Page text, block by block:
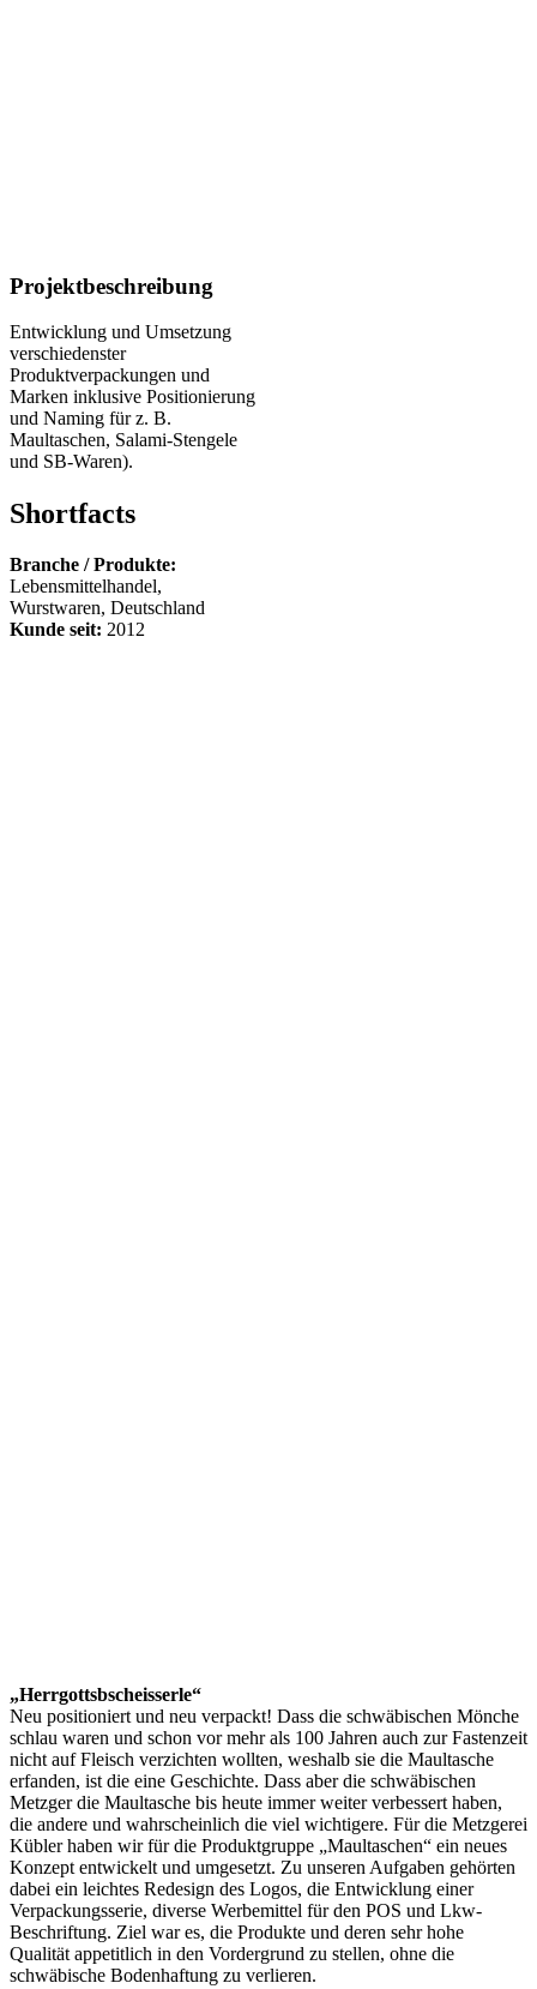
Projektbeschreibung
Entwicklung und Umsetzung
verschiedenster
Produktverpackungen und
Marken inklusive Positionierung
und Naming für z. B.
Maultaschen, Salami-Stengele
und SB-Waren).
Shortfacts
Branche / Produkte:
Lebensmittelhandel,
Wurstwaren, Deutschland
Kunde seit: 2012
„Herrgottsbscheisserle“
Neu positioniert und neu verpackt! Dass die schwäbischen Mönche
schlau waren und schon vor mehr als 100 Jahren auch zur Fastenzeit
nicht auf Fleisch verzichten wollten, weshalb sie die Maultasche
erfanden, ist die eine Geschichte. Dass aber die schwäbischen
Metzger die Maultasche bis heute immer weiter verbessert haben,
die andere und wahrscheinlich die viel wichtigere. Für die Metzgerei
Kübler haben wir für die Produktgruppe „Maultaschen“ ein neues
Konzept entwickelt und umgesetzt. Zu unseren Aufgaben gehörten
dabei ein leichtes Redesign des Logos, die Entwicklung einer
Verpackungsserie, diverse Werbemittel für den POS und Lkw-
Beschriftung. Ziel war es, die Produkte und deren sehr hohe
Qualität appetitlich in den Vordergrund zu stellen, ohne die
schwäbische Bodenhaftung zu verlieren.